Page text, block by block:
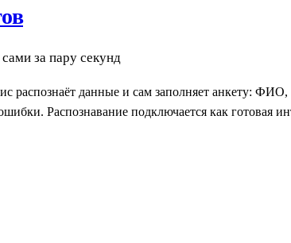
за пару секунд
распознаёт данные и сам заполняет анкету:
Распознавание подключается как готовая